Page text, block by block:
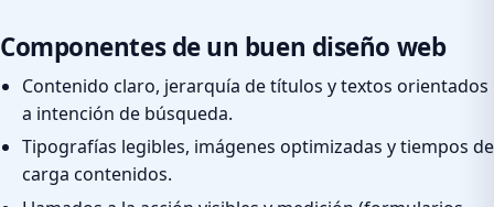
Componentes de un buen diseño web
Contenido claro, jerarquía de títulos y textos orientados
a intención de búsqueda.
Tipografías legibles, imágenes optimizadas y tiempos de
carga contenidos.